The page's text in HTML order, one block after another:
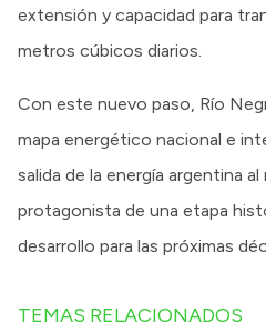
extensión y capacidad para
metros cúbicos diarios.
Con este nuevo paso, Río
mapa energético nacional e
salida de la energía argentina
protagonista de una etapa
desarrollo para las próximas
TEMAS RELACIONADOS